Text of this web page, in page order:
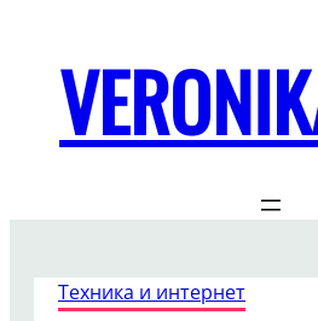
содержимому
Техника и интернет